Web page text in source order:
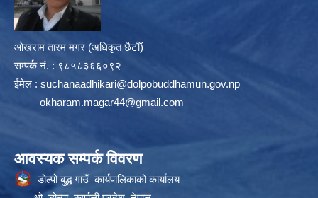
ओखराम तारम मगर (अधिकृत छैटौँ)
सम्पर्क न‌ं. : ९८५८३६६०९२
ईमेल : suchanaadhikari@dolpobuddhamun.gov.np
okharam.magar44@gmail.com
आवस्यक सम्पर्क विवरण
डोल्पो बुद्ध गाउँ कार्यपालिकाको कार्यालय